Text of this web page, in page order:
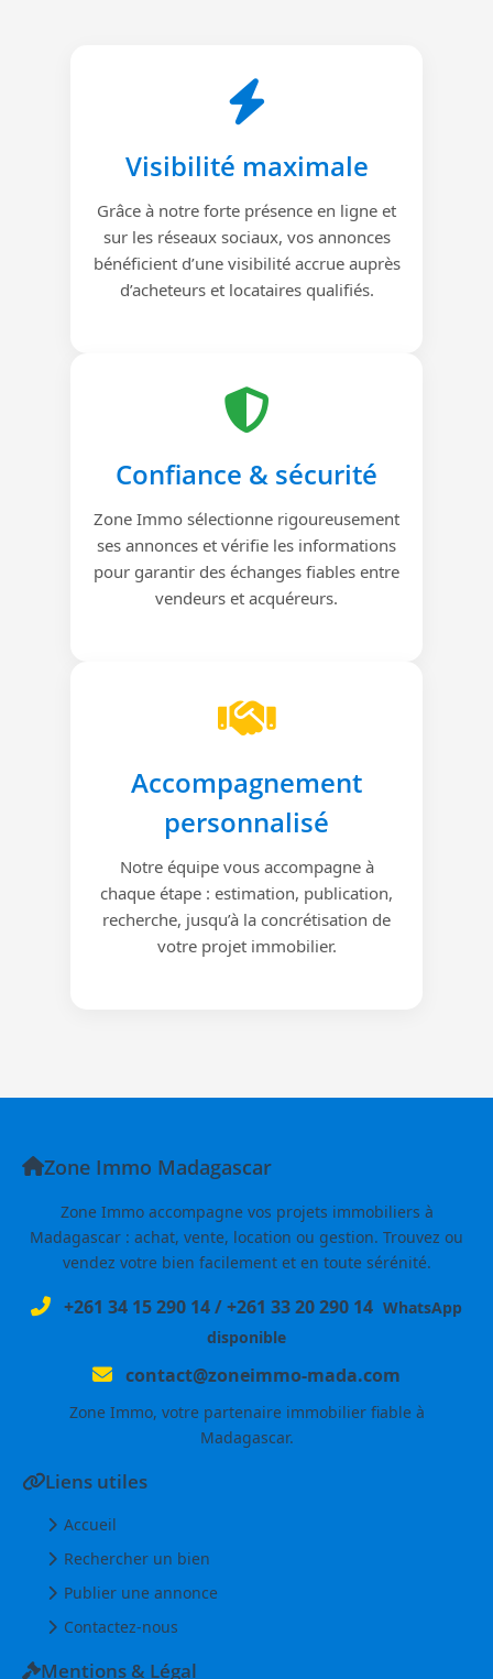
Visibilité maximale
Grâce à notre forte présence en ligne et
sur les réseaux sociaux, vos annonces
bénéficient d’une visibilité accrue auprès
d’acheteurs et locataires qualifiés.
Confiance & sécurité
Zone Immo sélectionne rigoureusement
ses annonces et vérifie les informations
pour garantir des échanges fiables entre
vendeurs et acquéreurs.
Accompagnement
personnalisé
Notre équipe vous accompagne à
chaque étape : estimation, publication,
recherche, jusqu’à la concrétisation de
votre projet immobilier.
Zone Immo Madagascar
Zone Immo accompagne vos projets immobiliers à
Madagascar : achat, vente, location ou gestion. Trouvez ou
vendez votre bien facilement et en toute sérénité.
+261 34 15 290 14/+261 33 20 290 14 WhatsApp
disponible
contact@zoneimmo-mada.com
Zone Immo, votre partenaire immobilier fiable à
Madagascar.
Liens utiles
Accueil
Rechercher un bien
Publier une annonce
Contactez-nous
Mentions & Légal